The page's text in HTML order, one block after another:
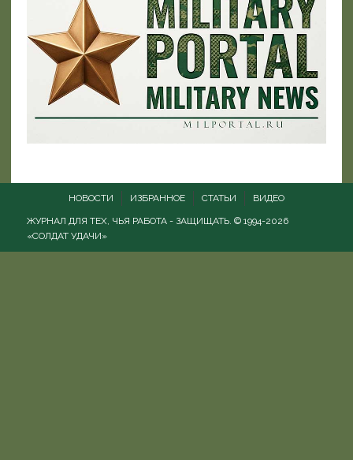
НОВОСТИ ИЗБРАННОЕ СТАТЬИ ВИДЕО
ЖУРНАЛ ДЛЯ ТЕХ, ЧЬЯ РАБОТА - ЗАЩИЩАТЬ. © 1994-2026
«СОЛДАТ УДАЧИ»